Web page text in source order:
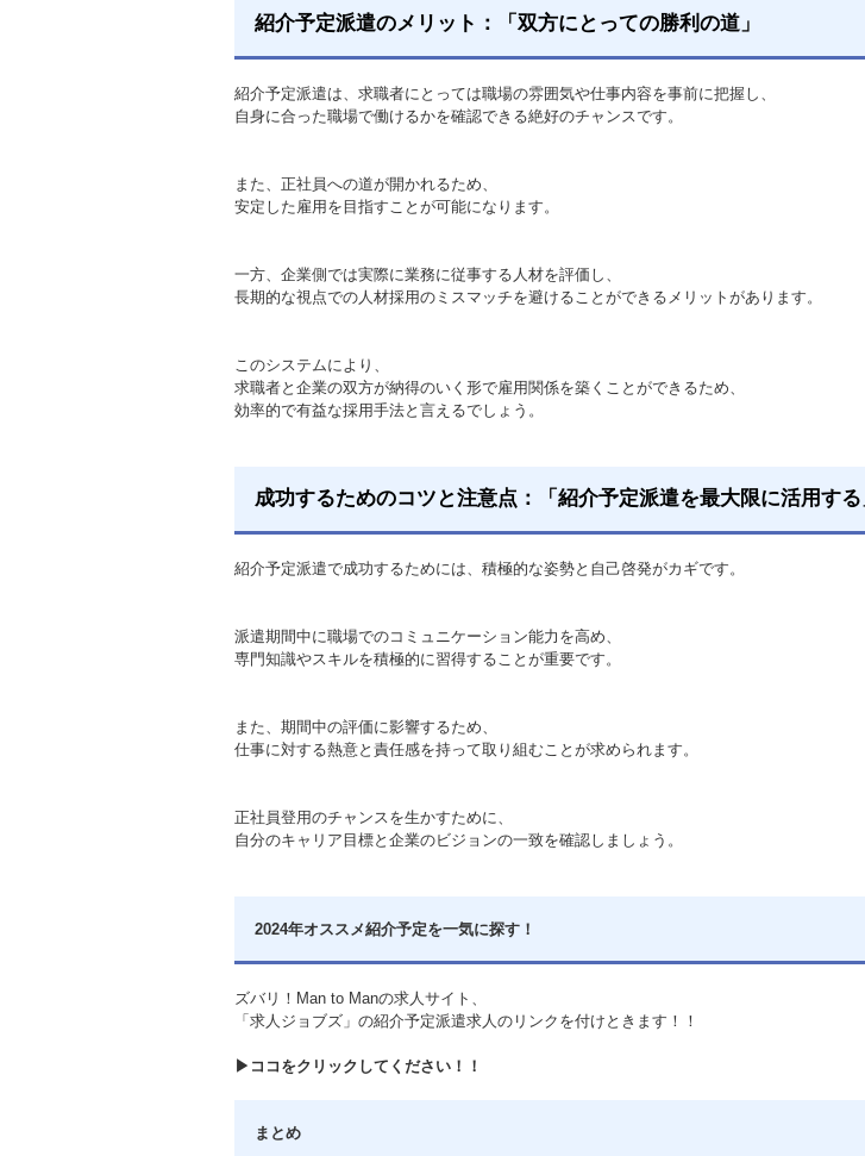
紹介予定派遣のメリット：「双方にとっての勝利の道」
紹介予定派遣は、求職者にとっては職場の雰囲気や仕事内容を事前に把握し、
自身に合った職場で働けるかを確認できる絶好のチャンスです。
また、正社員への道が開かれるため、
安定した雇用を目指すことが可能になります。
一方、企業側では実際に業務に従事する人材を評価し、
長期的な視点での人材採用のミスマッチを避けることができるメリットがあります。
このシステムにより、
求職者と企業の双方が納得のいく形で雇用関係を築くことができるため、
効率的で有益な採用手法と言えるでしょう。
成功するためのコツと注意点：「紹介予定派遣を最大限に活用する
紹介予定派遣で成功するためには、積極的な姿勢と自己啓発がカギです。
派遣期間中に職場でのコミュニケーション能力を高め、
専門知識やスキルを積極的に習得することが重要です。
また、期間中の評価に影響するため、
仕事に対する熱意と責任感を持って取り組むことが求められます。
正社員登用のチャンスを生かすために、
自分のキャリア目標と企業のビジョンの一致を確認しましょう。
2024年オススメ紹介予定を一気に探す！
ズバリ！Man to Manの求人サイト、
「求人ジョブズ」の紹介予定派遣求人のリンクを付けときます！！
▶ココをクリックしてください！！
まとめ